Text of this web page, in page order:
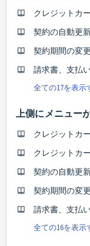
クレジットカ
契約の自動更
契約期間の変更
請求書、支払
全ての17を表示
上側にメニュー
クレジットカ
クレジットカ
契約の自動更
契約期間の変更
請求書、支払
全ての16を表示